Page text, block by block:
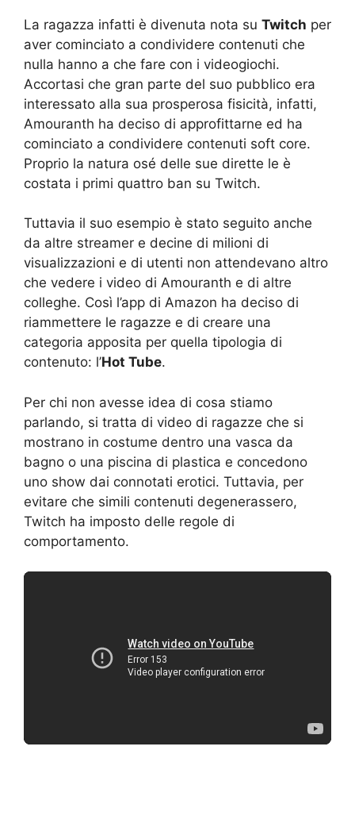
La ragazza infatti è divenuta nota su Twitch per
aver cominciato a condividere contenuti che
nulla hanno a che fare con i videogiochi.
Accortasi che gran parte del suo pubblico era
interessato alla sua prosperosa fisicità, infatti,
Amouranth ha deciso di approfittarne ed ha
cominciato a condividere contenuti soft core.
Proprio la natura osé delle sue dirette le è
costata i primi quattro ban su Twitch.
Tuttavia il suo esempio è stato seguito anche
da altre streamer e decine di milioni di
visualizzazioni e di utenti non attendevano altro
che vedere i video di Amouranth e di altre
colleghe. Così l’app di Amazon ha deciso di
riammettere le ragazze e di creare una
categoria apposita per quella tipologia di
contenuto: l’Hot Tube.
Per chi non avesse idea di cosa stiamo
parlando, si tratta di video di ragazze che si
mostrano in costume dentro una vasca da
bagno o una piscina di plastica e concedono
uno show dai connotati erotici. Tuttavia, per
evitare che simili contenuti degenerassero,
Twitch ha imposto delle regole di
comportamento.